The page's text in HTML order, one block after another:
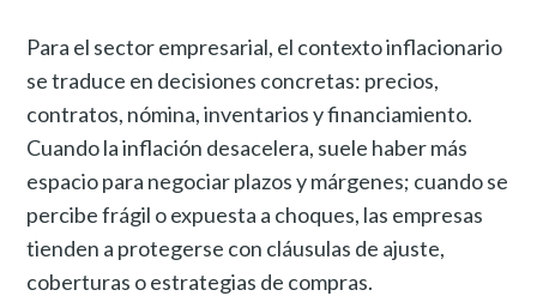
Para el sector empresarial, el contexto inflacionario
se traduce en decisiones concretas: precios,
contratos, nómina, inventarios y financiamiento.
Cuando la inflación desacelera, suele haber más
espacio para negociar plazos y márgenes; cuando se
percibe frágil o expuesta a choques, las empresas
tienden a protegerse con cláusulas de ajuste,
coberturas o estrategias de compras.